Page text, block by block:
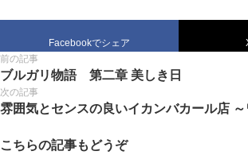
Facebookでシェア
前の記事
ブルガリ物語 第二章 美しき日
次の記事
雰囲気とセンスの良いイカンバカール店
こちらの記事もどうぞ